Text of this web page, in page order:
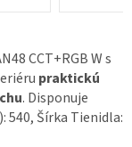
CCT+RGB W s
praktickú
. Disponuje
540, Šírka Tienidla: